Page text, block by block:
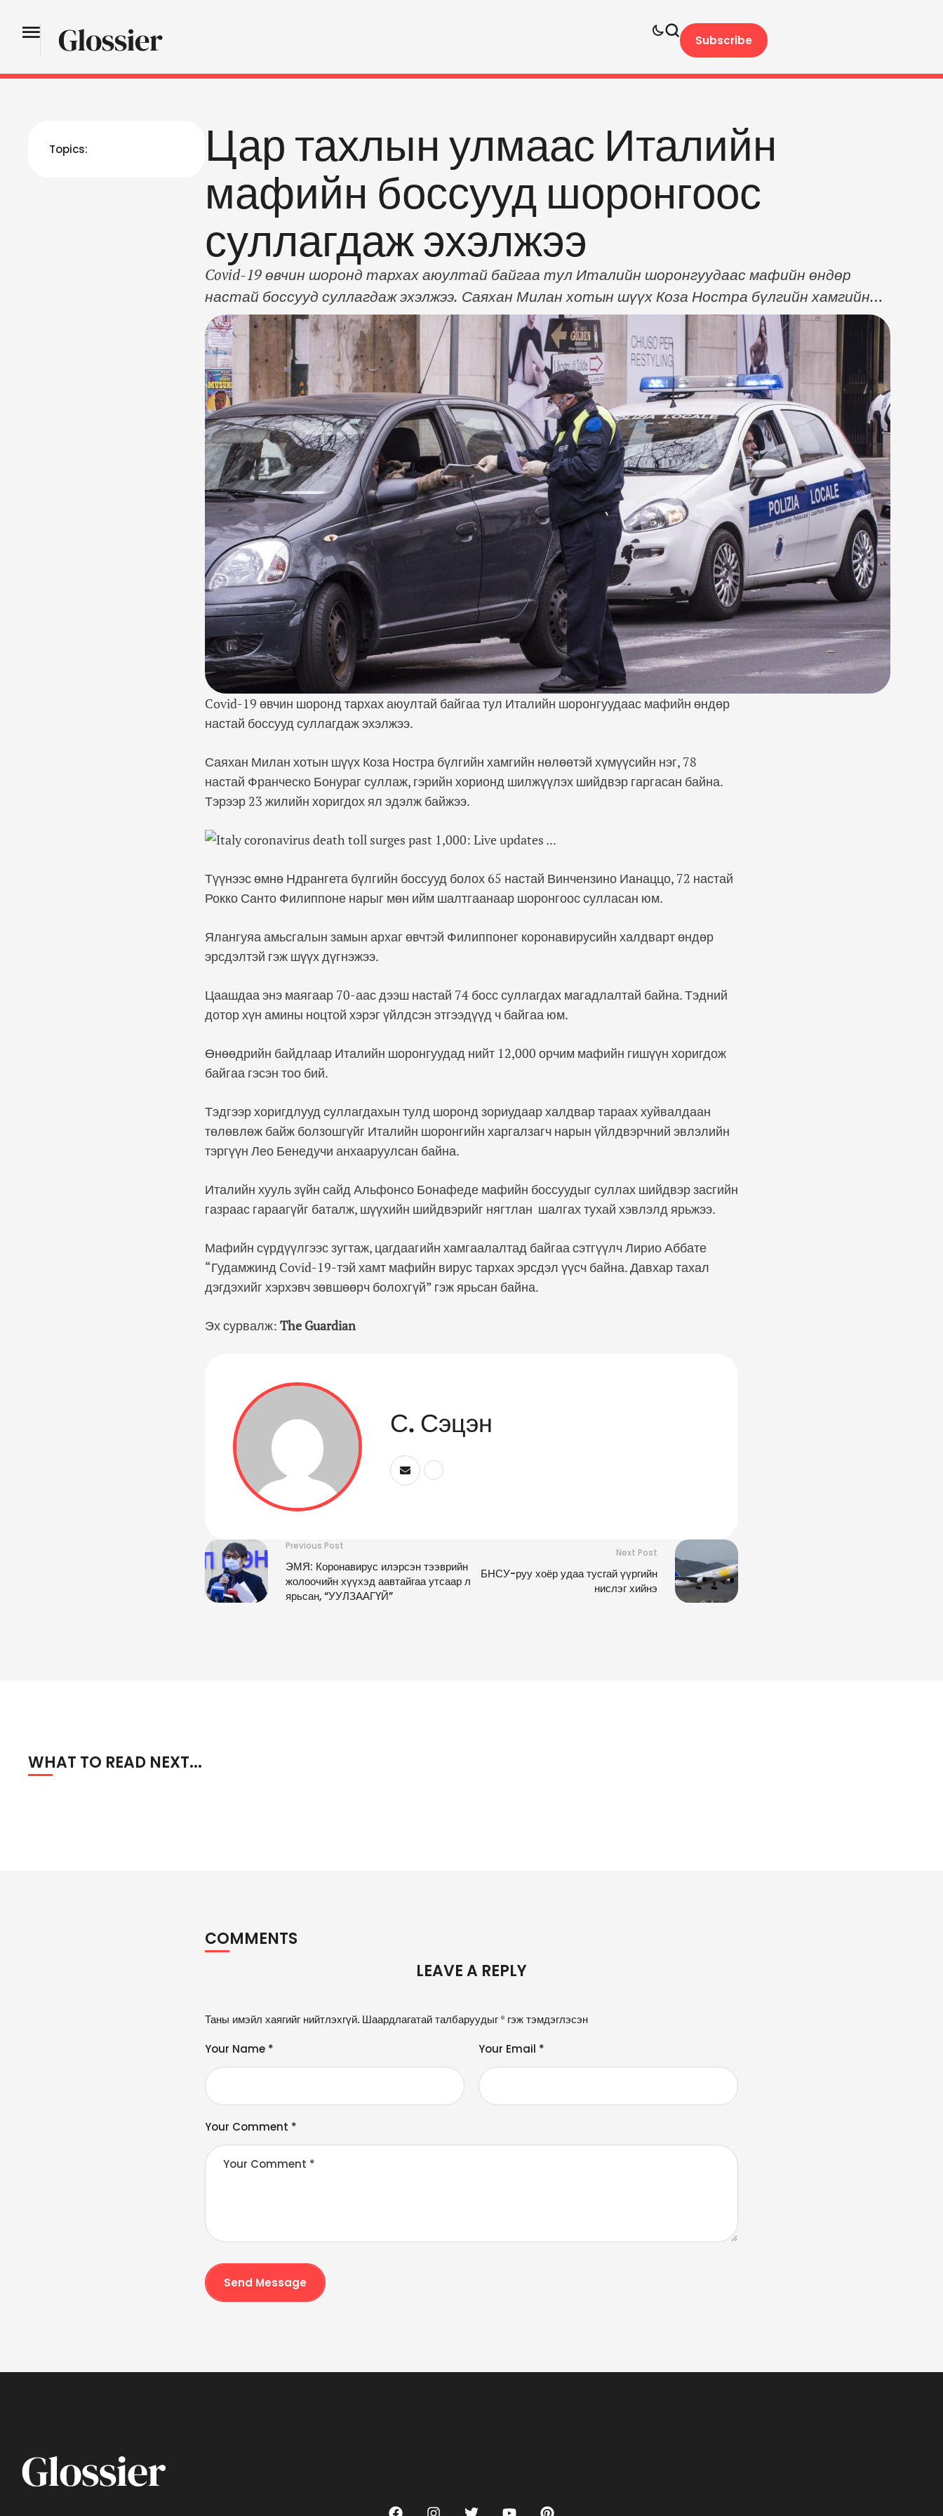
Subscribe
Topics:
Цар тахлын улмаас Италийн
мафийн боссууд шоронгоос
суллагдаж эхэлжээ
Covid-19 өвчин шоронд тархах аюултай байгаа тул Италийн шоронгуудаас мафийн өндөр
настай боссууд суллагдаж эхэлжээ. Саяхан Милан хотын шүүх Коза Ностра бүлгийн хамгийн
нөлөөтэй хүмүүсийн нэг, 78 настай Франческо Бонураг суллаж, гэрийн хорионд шилжүүлэх
шийдвэр гаргасан байна. Тэрээр 23 жилийн хоригдох ял эдэлж байжээ. Түүнээс өмнө Ндрангета
бүлгийн боссууд болох 65 настай Винчензино Ианаццо, 72 …
Covid-19 өвчин шоронд тархах аюултай байгаа тул Италийн шоронгуудаас мафийн өндөр
настай боссууд суллагдаж эхэлжээ.
Саяхан Милан хотын шүүх Коза Ностра бүлгийн хамгийн нөлөөтэй хүмүүсийн нэг, 78
настай Франческо Бонураг суллаж, гэрийн хорионд шилжүүлэх шийдвэр гаргасан байна.
Тэрээр 23 жилийн хоригдох ял эдэлж байжээ.
Түүнээс өмнө Ндрангета бүлгийн боссууд болох 65 настай Винчензино Ианаццо, 72 настай
Рокко Санто Филиппоне нарыг мөн ийм шалтгаанаар шоронгоос сулласан юм.
Ялангуяа амьсгалын замын архаг өвчтэй Филиппонег коронавирусийн халдварт өндөр
эрсдэлтэй гэж шүүх дүгнэжээ.
Цаашдаа энэ маягаар 70-аас дээш настай 74 босс суллагдах магадлалтай байна. Тэдний
дотор хүн амины ноцтой хэрэг үйлдсэн этгээдүүд ч байгаа юм.
Өнөөдрийн байдлаар Италийн шоронгуудад нийт 12,000 орчим мафийн гишүүн хоригдож
байгаа гэсэн тоо бий.
Тэдгээр хоригдлууд суллагдахын тулд шоронд зориудаар халдвар тараах хуйвалдаан
төлөвлөж байж болзошгүйг Италийн шоронгийн харгалзагч нарын үйлдвэрчний эвлэлийн
тэргүүн Лео Бенедучи анхааруулсан байна.
Италийн хууль зүйн сайд Альфонсо Бонафеде мафийн боссуудыг суллах шийдвэр засгийн
газраас гараагүйг баталж, шүүхийн шийдвэрийг нягтлан шалгах тухай хэвлэлд ярьжээ.
Мафийн сүрдүүлгээс зугтаж, цагдаагийн хамгаалалтад байгаа сэтгүүлч Лирио Аббате
“Гудамжинд Covid-19-тэй хамт мафийн вирус тархах эрсдэл үүсч байна. Давхар тахал
дэгдэхийг хэрхэвч зөвшөөрч болохгүй” гэж ярьсан байна.
Эх сурвалж:The Guardian
С. Сэцэн
Previous Post
ЭМЯ: Коронавирус илэрсэн тээврийн
жолоочийн хүүхэд аавтайгаа утсаар л
ярьсан, “УУЛЗААГҮЙ”
Next Post
БНСУ-руу хоёр удаа тусгай үүргийн
нислэг хийнэ
WHAT TO READ NEXT...
COMMENTS
LEAVE A REPLY
Таны имэйл хаягийг нийтлэхгүй. Шаардлагатай талбаруудыг * гэж тэмдэглэсэн
Your Comment *
Your Name * Your Email *
Send Message
A
e
n
a
ti
v
e